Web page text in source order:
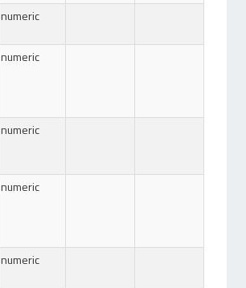
numeric
numeric
numeric
numeric
numeric